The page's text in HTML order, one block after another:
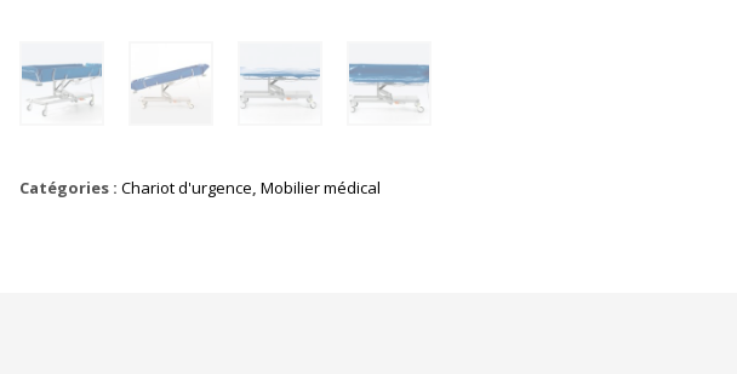
Catégories : Chariot d'urgence, Mobilier médical